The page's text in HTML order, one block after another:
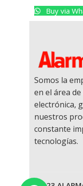
Buy via
Somos la
en el área
electrónica,
nuestros
constante
tecnologías.